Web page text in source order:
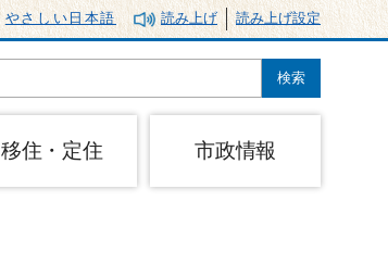
やさしい日本語 読み上げ 読み上げ設定
移住・定住 市政情報